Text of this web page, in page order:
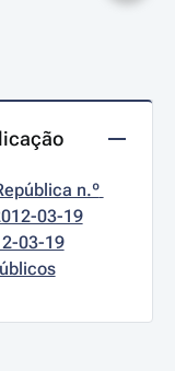
n.º
03-19
03-19